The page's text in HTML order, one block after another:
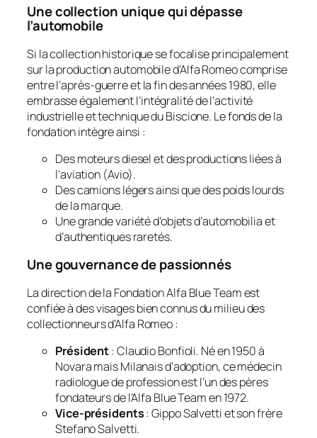
Une collection unique qui dépasse
l’automobile
Si la collection historique se focalise principalement
sur la production automobile d’Alfa Romeo comprise
entre l’après-guerre et la fin des années 1980, elle
embrasse également l’intégralité de l’activité
industrielle et technique du Biscione. Le fonds de la
fondation intègre ainsi :
Des moteurs diesel et des productions liées à
l’aviation (Avio).
Des camions légers ainsi que des poids lourds
de la marque.
Une grande variété d’objets d’automobilia et
d’authentiques raretés.
Une gouvernance de passionnés
La direction de la Fondation Alfa Blue Team est
confiée à des visages bien connus du milieu des
collectionneurs d’Alfa Romeo :
Président: Claudio Bonfioli. Né en 1950 à
Novara mais Milanais d’adoption, ce médecin
radiologue de profession est l’un des pères
fondateurs de l’Alfa Blue Team en 1972.
Vice-présidents: Gippo Salvetti et son frère
Stefano Salvetti.